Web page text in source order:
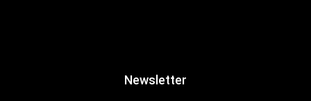
Newsletter